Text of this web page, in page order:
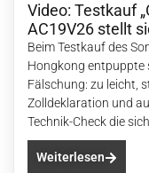
Video: Testkauf
AC19V26 stellt
Beim Testkauf des
Hongkong entpuppte
Fälschung: zu leicht,
Zolldeklaration und
Technik-Check die
Weiterlesen